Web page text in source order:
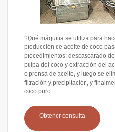
?Qué máquina se utiliza para
producción de aceite de coco
procedimientos: descascarado
pulpa del coco y extracción del
o prensa de aceite, y luego se
filtración y precipitación, y
coco puro.
Obtener consulta